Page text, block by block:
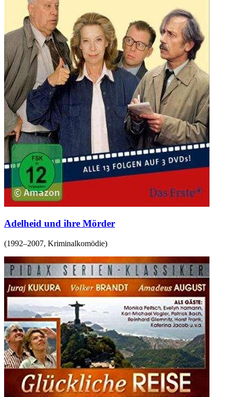
Adelheid und ihre Mörder
(1992–2007, Kriminalkomödie)